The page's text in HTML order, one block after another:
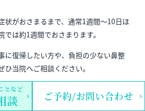
となど
談 ご予約/お問い合わせ
状がおさまるまで、通常1週間〜10日ほ
では約1週間でおさまります。
に復帰したい方や、負担の少ない鼻整
当院へご相談ください。